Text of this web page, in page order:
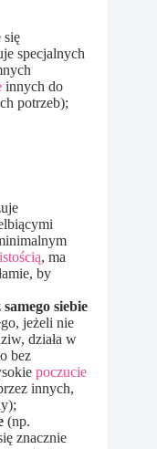
się
specjalnych
innych do
potrzeb);
, ma
by
siebie
jeżeli nie
działa w
bez
poczucie
innych,
(np.
znacznie